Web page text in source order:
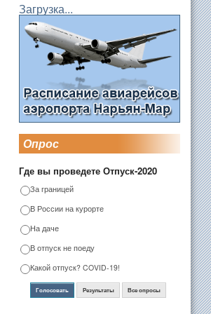
Загрузка...
Опрос
Где вы проведете Отпуск-2020
За границей
В России на курорте
На даче
В отпуск не поеду
Какой отпуск? COVID-19!
Голосовать Результаты Все опросы